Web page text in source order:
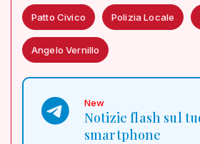
Patto Civico Polizia Locale
Angelo Vernillo
New
Notizie flash sul
smartphone